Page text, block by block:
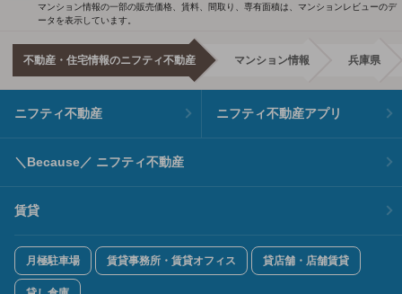
マンション情報の一部の販売価格、賃料、間取り、専有面積は、マンションレビューのデ
ータを表示しています。
不動産・住宅情報のニフティ不動産 マンション情報 兵庫県
ニフティ不動産 ニフティ不動産アプリ
＼Because／ ニフティ不動産
賃貸
月極駐車場 賃貸事務所・賃貸オフィス 貸店舗・店舗賃貸